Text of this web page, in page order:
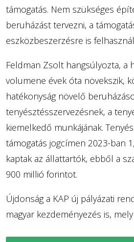
támogatás. Nem szükséges
beruházást tervezni, a
eszközbeszerzésre is
Feldman Zsolt hangsúlyozta, a
volumene évek óta növekszik,
hatékonyság növelő
tenyésztésszervezésnek, a
kiemelkedő munkájának.
támogatás jogcímen 2023-ban
kaptak az állattartók, ebből a
900 millió forintot.
Újdonság a KAP új pályázati
magyar kezdeményezés is,